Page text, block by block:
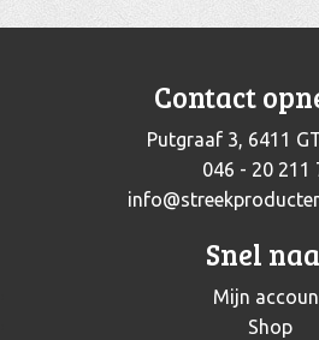
Contact
Putgraaf 3, 6411
046 - 20 211
Snel
Mijn
Shop